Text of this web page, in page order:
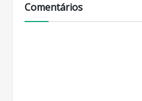
Comentários